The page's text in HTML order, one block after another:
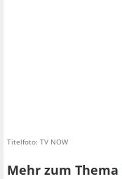
Titelfoto: TV NOW
Mehr zum Thema